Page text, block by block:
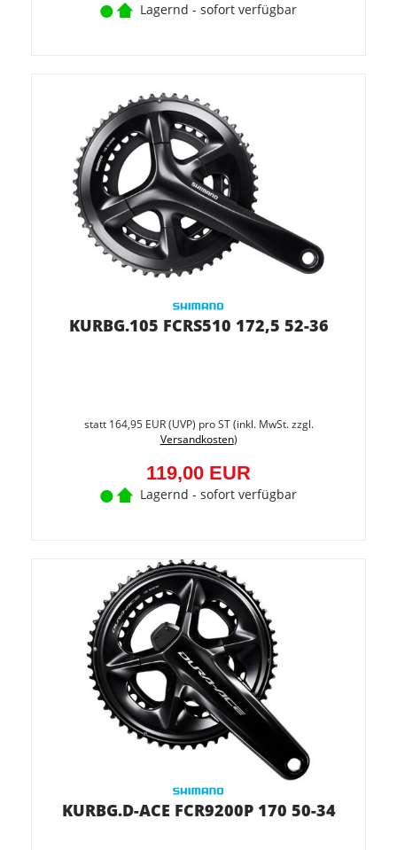
Lagernd - sofort verfügbar
KURBG.105 FCRS510 172,5 52-36
statt 164,95 EUR(UVP) pro ST (inkl. MwSt. zzgl.
Versandkosten)
119,00 EUR
Lagernd - sofort verfügbar
KURBG.D-ACE FCR9200P 170 50-34